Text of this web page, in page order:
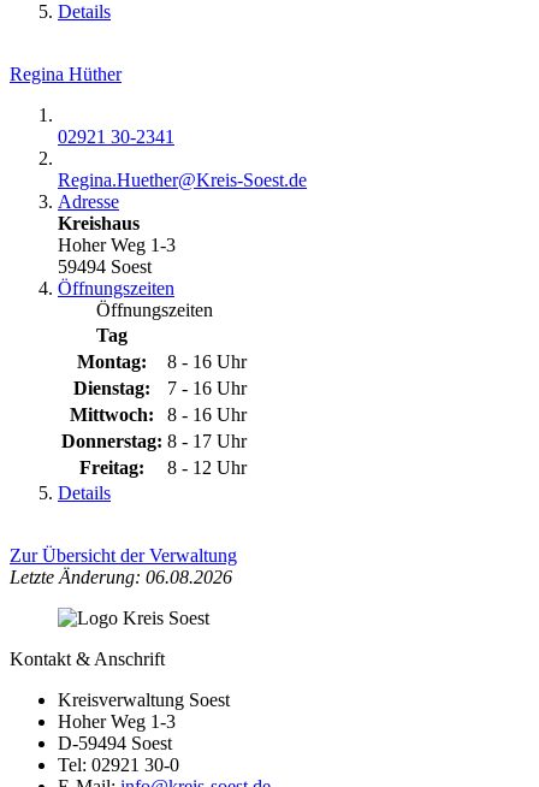
Details
Regina Hüther
02921 30-2341
Regina.Huether@​Kreis-Soest.de
Adresse
Kreishaus
Hoher Weg 1-3
59494 Soest
Öffnungszeiten
Öffnungszeiten
Tag
Montag:
8 - 16 Uhr
Dienstag:
7 - 16 Uhr
Mittwoch:
8 - 16 Uhr
Donnerstag: 8 - 17 Uhr
Freitag:
8 - 12 Uhr
Details
Zur Übersicht der Verwaltung
Letzte Änderung: 06.08.2026
Kontakt & Anschrift
Kreisverwaltung Soest
Hoher Weg 1-3
D-59494 Soest
Tel: 02921 30-0